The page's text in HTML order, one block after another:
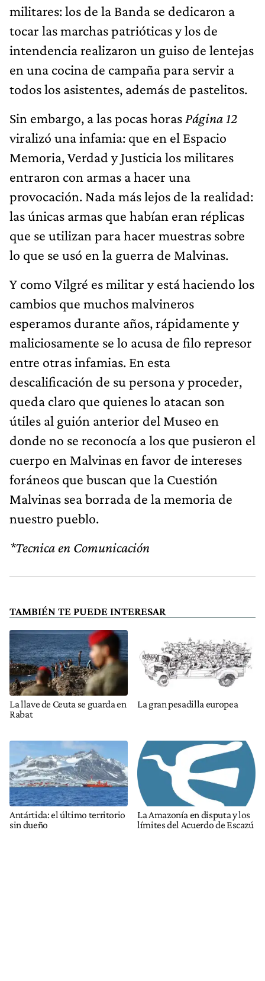
militares: los de la Banda se dedicaron a
tocar las marchas patrióticas y los de
intendencia realizaron un guiso de lentejas
en una cocina de campaña para servir a
todos los asistentes, además de pastelitos.
Sin embargo, a las pocas horas Página 12
viralizó una infamia: que en el Espacio
Memoria, Verdad y Justicia los militares
entraron con armas a hacer una
provocación. Nada más lejos de la realidad:
las únicas armas que habían eran réplicas
que se utilizan para hacer muestras sobre
lo que se usó en la guerra de Malvinas.
Y como Vilgré es militar y está haciendo los
cambios que muchos malvineros
esperamos durante años, rápidamente y
maliciosamente se lo acusa de filo represor
entre otras infamias. En esta
descalificación de su persona y proceder,
queda claro que quienes lo atacan son
útiles al guión anterior del Museo en
donde no se reconocía a los que pusieron el
cuerpo en Malvinas en favor de intereses
foráneos que buscan que la Cuestión
Malvinas sea borrada de la memoria de
nuestro pueblo.
*Tecnica en Comunicación
TAMBIÉN TE PUEDE INTERESAR
La llave de Ceuta se guarda en
Rabat
La gran pesadilla europea
Antártida: el último territorio
sin dueño
La Amazonía en disputa y los
límites del Acuerdo de Escazú